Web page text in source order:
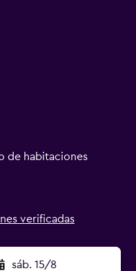
de habitaciones
verificadas
sáb. 15/8